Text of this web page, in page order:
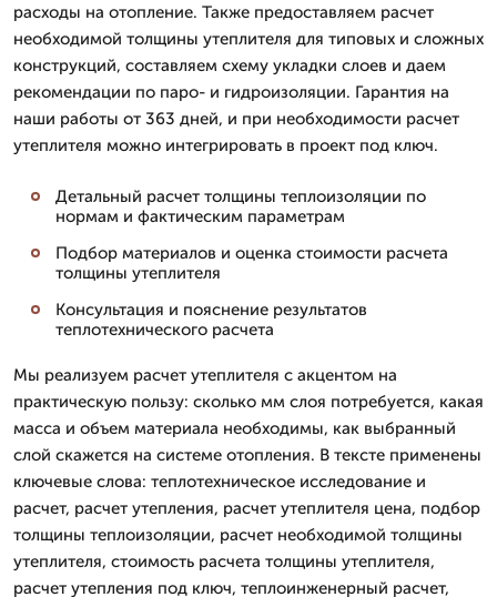
расходы на отопление. Также предоставляем расчет
необходимой толщины утеплителя для типовых и сложных
конструкций, составляем схему укладки слоев и даем
рекомендации по паро- и гидроизоляции. Гарантия на
наши работы от 363 дней, и при необходимости расчет
утеплителя можно интегрировать в проект под ключ.
Детальный расчет толщины теплоизоляции по
нормам и фактическим параметрам
Подбор материалов и оценка стоимости расчета
толщины утеплителя
Консультация и пояснение результатов
теплотехнического расчета
Мы реализуем расчет утеплителя с акцентом на
практическую пользу: сколько мм слоя потребуется, какая
масса и объем материала необходимы, как выбранный
слой скажется на системе отопления. В тексте применены
ключевые слова: теплотехническое исследование и
расчет, расчет утепления, расчет утеплителя цена, подбор
толщины теплоизоляции, расчет необходимой толщины
утеплителя, стоимость расчета толщины утеплителя,
расчет утепления под ключ, теплоинженерный расчет,